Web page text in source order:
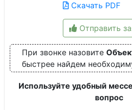
Скачать PDF
Отправить
При звонке назовите
быстрее найдем
Используйте удобный
вопрос